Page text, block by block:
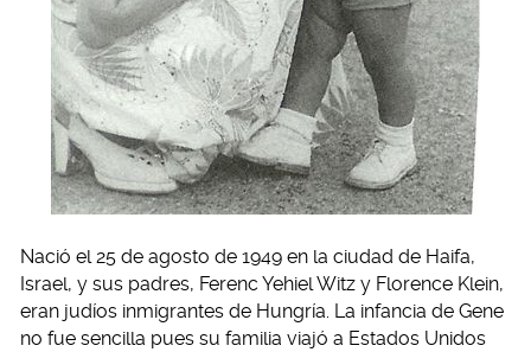
Nació el 25 de agosto de 1949 en la ciudad de Haifa,
Israel, y sus padres, Ferenc Yehiel Witz y Florence Klein,
eran judíos inmigrantes de Hungría. La infancia de Gene
no fue sencilla pues su familia viajó a Estados Unidos